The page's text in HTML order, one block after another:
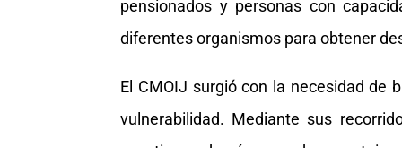
pensionados y personas con
diferentes organismos para obtener
El CMOIJ surgió con la necesidad de
vulnerabilidad. Mediante sus